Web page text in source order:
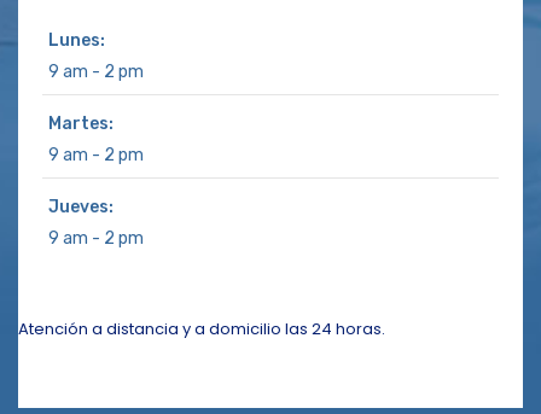
Lunes:
9 am - 2 pm
Martes:
9 am - 2 pm
Jueves:
9 am - 2 pm
Atención a distancia y a domicilio las 24 horas.